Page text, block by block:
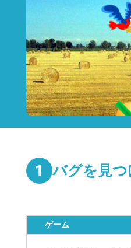
バグを見つ
ゲーム